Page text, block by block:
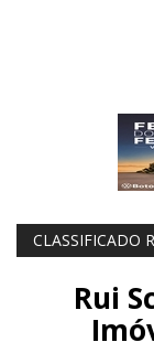
CLASSIFICADO
Rui